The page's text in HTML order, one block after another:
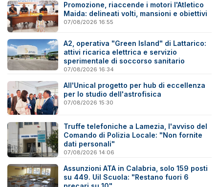
Promozione, riaccende i motori l'Atletico
Maida: delineati volti, mansioni e obiettivi
07/08/2026 16:55
A2, operativa "Green Island" di Lattarico:
attivi ricarica elettrica e servizio
sperimentale di soccorso sanitario
07/08/2026 16:34
All'Unical progetto per hub di eccellenza
per lo studio dell'astrofisica
07/08/2026 15:30
Truffe telefoniche a Lamezia, l'avviso del
Comando di Polizia Locale: "Non fornite
dati personali"
07/08/2026 14:06
Assunzioni ATA in Calabria, solo 159 posti
su 449. Uil Scuola: "Restano fuori 6